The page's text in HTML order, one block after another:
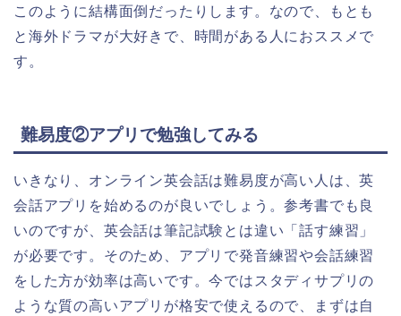
このように結構面倒だったりします。なので、もとも
と海外ドラマが大好きで、時間がある人におススメで
す。
難易度②アプリで勉強してみる
いきなり、オンライン英会話は難易度が高い人は、英
会話アプリを始めるのが良いでしょう。参考書でも良
いのですが、英会話は筆記試験とは違い「話す練習」
が必要です。そのため、アプリで発音練習や会話練習
をした方が効率は高いです。今ではスタディサプリの
ような質の高いアプリが格安で使えるので、まずは自